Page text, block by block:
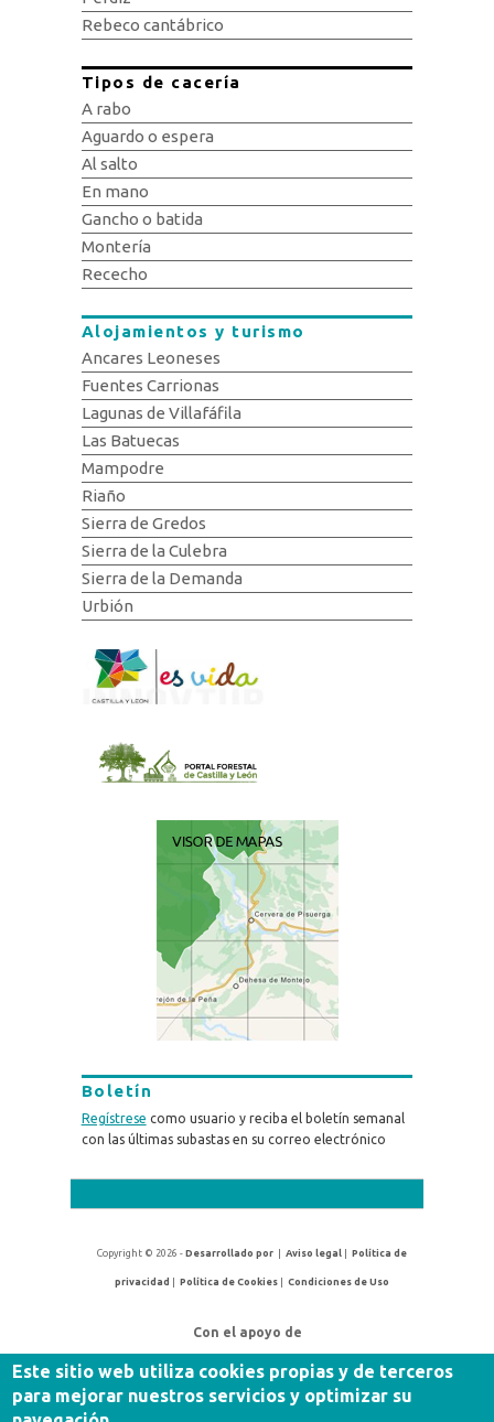
Rebeco cantábrico
Tipos de cacería
A rabo
Aguardo o espera
Al salto
En mano
Gancho o batida
Montería
Rececho
Alojamientos y turismo
Ancares Leoneses
Fuentes Carrionas
Lagunas de Villafáfila
Las Batuecas
Mampodre
Riaño
Sierra de Gredos
Sierra de la Culebra
Sierra de la Demanda
Urbión
Boletín
Regístrese como usuario y reciba el boletín semanal
con las últimas subastas en su correo electrónico
Copyright © 2026 -Desarrollado por |Aviso legal |Política de
privacidad |Política de Cookies |Condiciones de Uso
Con el apoyo de
Este sitio web utiliza cookies propias y de terceros
para mejorar nuestros servicios y optimizar su